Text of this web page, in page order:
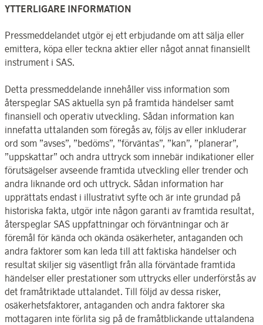
YTTERLIGARE INFORMATION
Pressmeddelandet utgör ej ett erbjudande om att sälja eller
emittera, köpa eller teckna aktier eller något annat finansiellt
instrument i SAS.
Detta pressmeddelande innehåller viss information som
återspeglar SAS aktuella syn på framtida händelser samt
finansiell och operativ utveckling. Sådan information kan
innefatta uttalanden som föregås av, följs av eller inkluderar
ord som ”avses”, ”bedöms”, ”förväntas”, ”kan”, ”planerar”,
”uppskattar” och andra uttryck som innebär indikationer eller
förutsägelser avseende framtida utveckling eller trender och
andra liknande ord och uttryck. Sådan information har
upprättats endast i illustrativt syfte och är inte grundad på
historiska fakta, utgör inte någon garanti av framtida resultat,
återspeglar SAS uppfattningar och förväntningar och är
föremål för kända och okända osäkerheter, antaganden och
andra faktorer som kan leda till att faktiska händelser och
resultat skiljer sig väsentligt från alla förväntade framtida
händelser eller prestationer som uttrycks eller underförstås av
det framåtriktade uttalandet. Till följd av dessa risker,
osäkerhetsfaktorer, antaganden och andra faktorer ska
mottagaren inte förlita sig på de framåtblickande uttalandena